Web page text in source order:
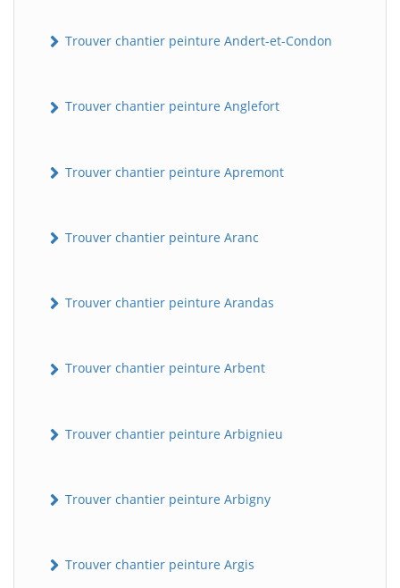
Trouver chantier peinture Andert-et-Condon
Trouver chantier peinture Anglefort
Trouver chantier peinture Apremont
Trouver chantier peinture Aranc
Trouver chantier peinture Arandas
Trouver chantier peinture Arbent
Trouver chantier peinture Arbignieu
Trouver chantier peinture Arbigny
Trouver chantier peinture Argis